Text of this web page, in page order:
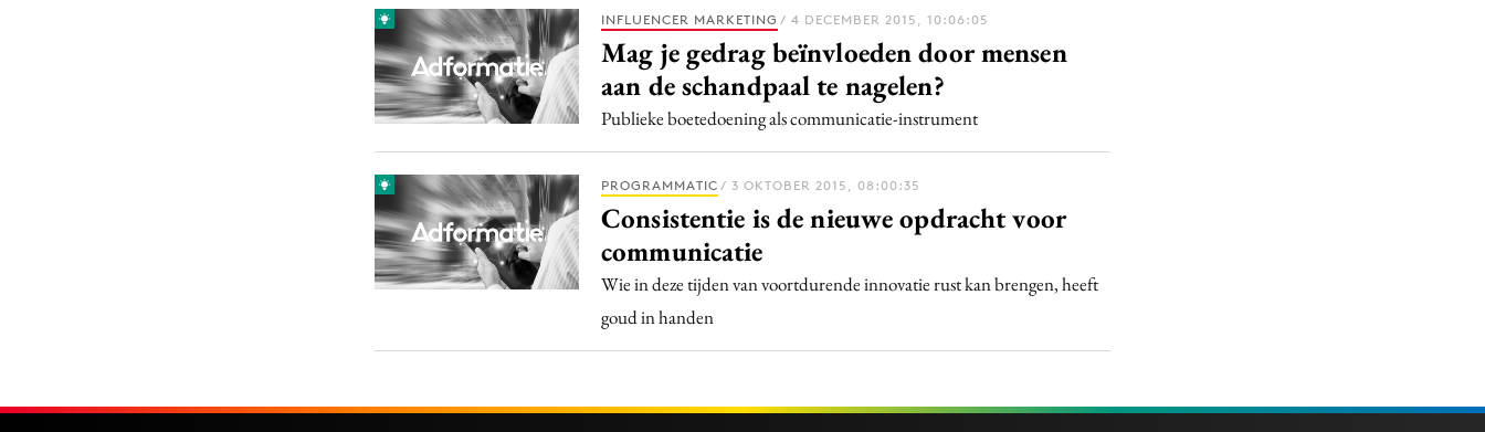
Gedragsverandering
Influencer marketing
Interne communicatie
Purpose Marketing
Reputatie & crisis
INFLUENCER MARKETING / 4 DECEMBER 2015, 10:06:05
Mag je gedrag beïnvloeden door mensen
aan de schandpaal te nagelen?
Publieke boetedoening als communicatie-instrument
PROGRAMMATIC / 3 OKTOBER 2015, 08:00:35
Consistentie is de nieuwe opdracht voor
communicatie
Wie in deze tijden van voortdurende innovatie rust kan brengen, heeft
goud in handen